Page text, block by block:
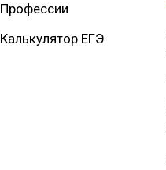
Профессии
Калькулятор ЕГЭ